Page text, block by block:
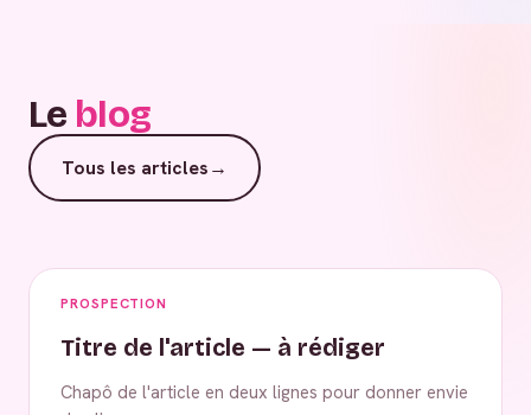
Le blog
Tous les articles→
PROSPECTION
Titre de l'article — à rédiger
Chapô de l'article en deux lignes pour donner envie